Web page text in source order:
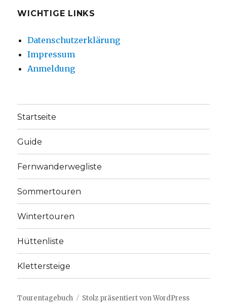
WICHTIGE LINKS
Datenschutzerklärung
Impressum
Anmeldung
Startseite
Guide
Fernwanderwegliste
Sommertouren
Wintertouren
Hüttenliste
Klettersteige
Tourentagebuch Stolz präsentiert von WordPress